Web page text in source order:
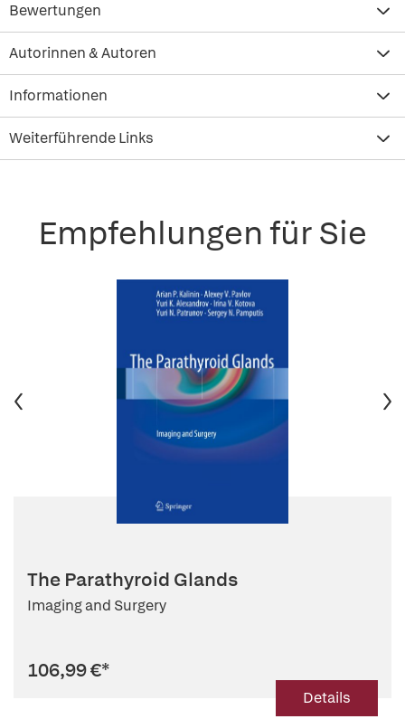
Bewertungen
Autorinnen & Autoren
Informationen
Weiterführende Links
Empfehlungen für Sie
The Parathyroid Glands
Imaging and Surgery
106,99 €*
Details